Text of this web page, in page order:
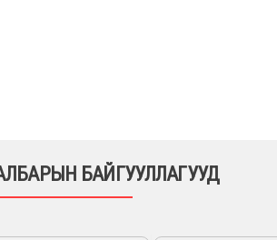
БАЙГУУЛЛАГУУД